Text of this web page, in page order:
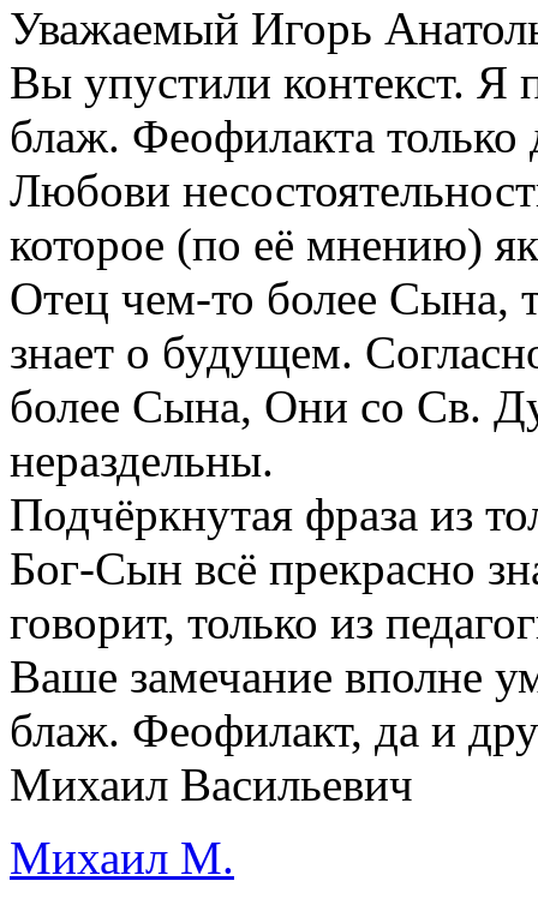
Уважаемый Игорь
Вы упустили контекст. Я
блаж. Феофилакта только
Любови
которое (по её мнению)
Отец чем-то более Сына,
знает о будущем.
более Сына, Они со Св.
нераздельны.
Подчёркнутая фраза из
Бог-Сын всё прекрасно
говорит, только из
Ваше замечание вполне
блаж. Феофилакт, да и
Михаил Васильевич
Михаил М.